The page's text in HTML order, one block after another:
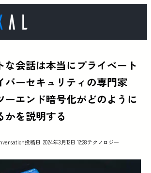
な会話は本当にプライベート
バーセキュリティの専門家
ーエンド暗号化がどのように
かを説明する
投稿日 2024年3月12日 12:28テクノロジー